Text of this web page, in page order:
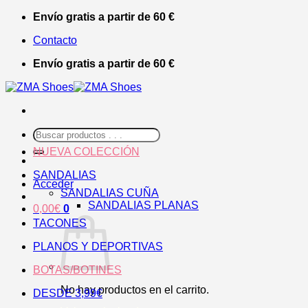
Saltar
contenido
Envío gratis a partir de 60 €
Contacto
Envío gratis a partir de 60 €
Buscar
por:
Acceder
0,00€ 0
No hay productos en el carrito.
NUEVA COLECCIÓN
SANDALIAS
SANDALIAS CUÑA
SANDALIAS PLANAS
TACONES
PLANOS Y DEPORTIVAS
BOTAS/BOTINES
DESDE 3,99€